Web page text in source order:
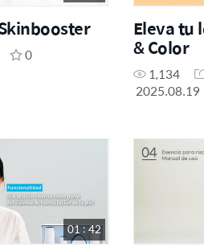
0
Eleva tu
& Color
1,134
2025.08.19
01 : 42